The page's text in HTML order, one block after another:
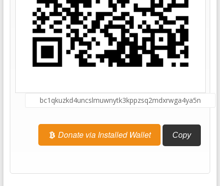
Donate via Installed Wallet Copy